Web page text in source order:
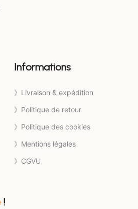
Informations
》Livraison & expédition
》Politique de retour
》Politique des cookies
》Mentions légales
》CGVU
!